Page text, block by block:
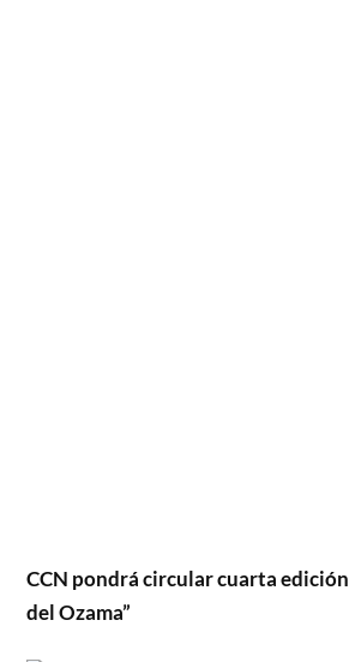
CCN pondrá circular cuarta edición
del Ozama”